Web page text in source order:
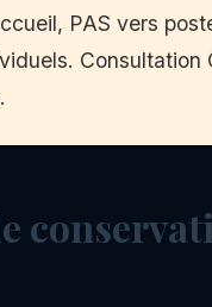
PAS vers
Consultation